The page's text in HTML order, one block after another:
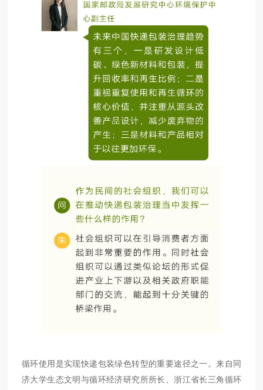
循环使用是实现快递包装绿色转型的重要途径之一。来自同
济大学生态文明与循环经济研究所所长、浙江省长三角循环